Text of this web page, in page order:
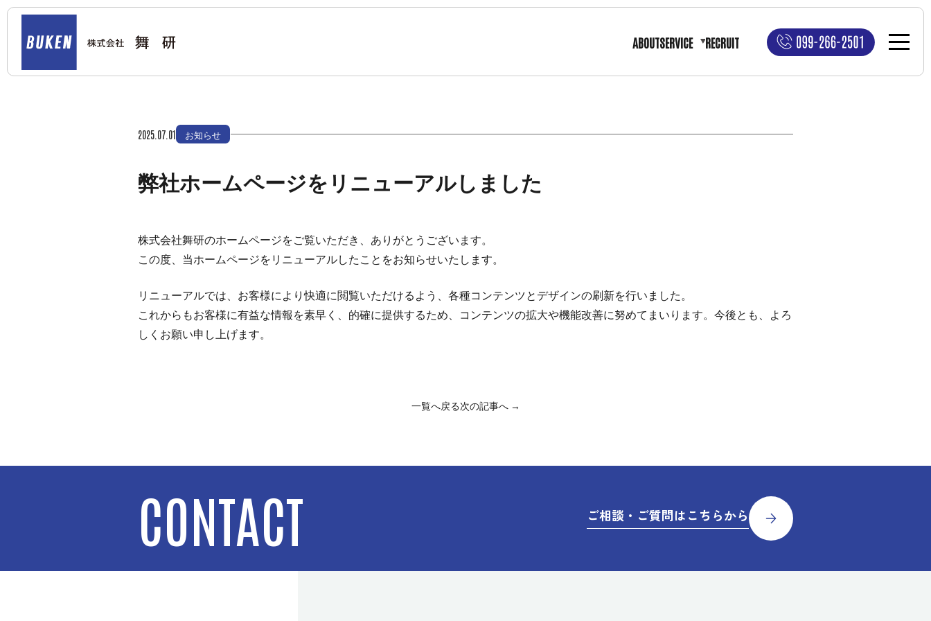
ABOUTSERVICE RECRUIT
2025.07.01 お知らせ
弊社ホームページをリニューアルしました
株式会社舞研のホームページをご覧いただき、ありがとうございます。
この度、当ホームページをリニューアルしたことをお知らせいたします。
リニューアルでは、お客様により快適に閲覧いただけるよう、各種コンテンツとデザインの刷新を行いました。
これからもお客様に有益な情報を素早く、的確に提供するため、コンテンツの拡大や機能改善に努めてまいります。今後とも、よろ
しくお願い申し上げます。
一覧へ戻る次の記事へ →
CONTACT ご相談・ご質問はこちらから